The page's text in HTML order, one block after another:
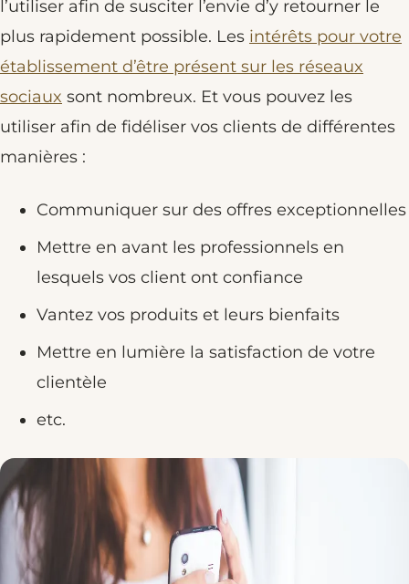
l’utiliser afin de susciter l’envie d’y retourner le
plus rapidement possible. Les intérêts pour votre
établissement d’être présent sur les réseaux
sociaux sont nombreux. Et vous pouvez les
utiliser afin de fidéliser vos clients de différentes
manières :
Communiquer sur des offres exceptionnelles
Mettre en avant les professionnels en
lesquels vos client ont confiance
Vantez vos produits et leurs bienfaits
Mettre en lumière la satisfaction de votre
clientèle
etc.